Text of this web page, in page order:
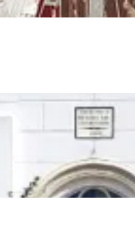
Dagtripjes
een mum van tijd sta je